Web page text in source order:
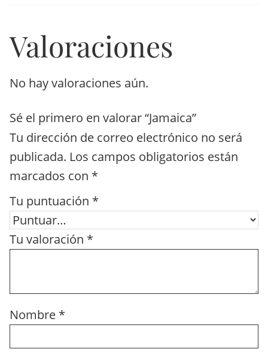
Valoraciones
No hay valoraciones aún.
Sé el primero en valorar “Jamaica”
Tu dirección de correo electrónico no será
publicada. Los campos obligatorios están
marcados con *
Tu puntuación *
Tu valoración *
Nombre *